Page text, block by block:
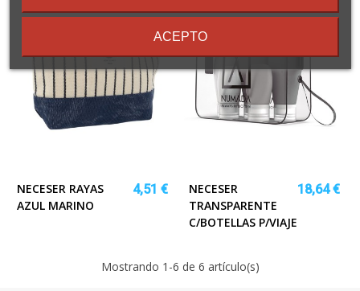
NECESER RAYAS
AZUL MARINO
4,51 €
NECESER
TRANSPARENTE
C/BOTELLAS P/VIAJE
18,64 €
Mostrando 1 -6 de 6 artículo(s)
condiciones
ACEPTO